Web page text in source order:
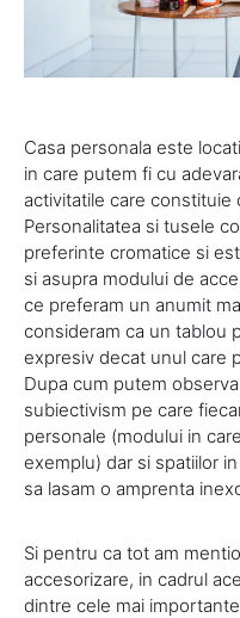
Casa personala este
in care putem fi cu
activitatile care
Personalitatea si tusele
preferinte cromatice si
si asupra modului de
ce preferam un anumit
consideram ca un tablou
expresiv decat unul care
Dupa cum putem
subiectivism pe care
personale (modului in
exemplu) dar si spatiilor
sa lasam o amprenta
Si pentru ca tot am
accesorizare, in cadrul
dintre cele mai